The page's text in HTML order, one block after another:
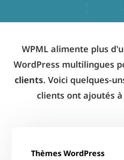
WPML alimente plus
WordPress multilingues
clients. Voici quelques-
clients ont ajoutés
Thèmes WordPress